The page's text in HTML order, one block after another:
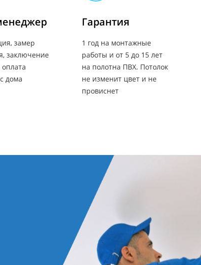
замер
заключение
дома
Гарантия
1 год на монтажные
работы и от 5 до 15 лет
на полотна ПВХ. Потолок
не изменит цвет и не
провиснет